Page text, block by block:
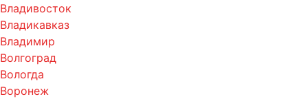
Владивосток
Владикавказ
Владимир
Волгоград
Вологда
Воронеж